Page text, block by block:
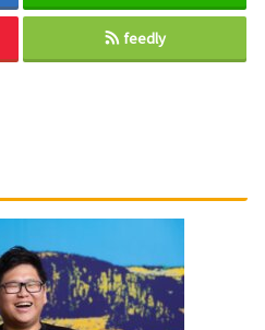
feedly